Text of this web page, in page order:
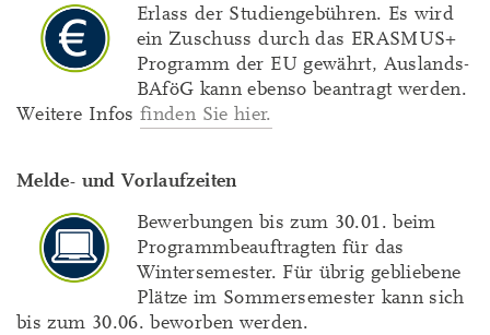
Erlass der Studiengebühren. Es wird
ein Zuschuss durch das ERASMUS+
Programm der EU gewährt, Auslands-
BAföG kann ebenso beantragt werden.
Weitere Infosfinden Sie hier.
Melde- und Vorlaufzeiten
Bewerbungen bis zum 30.01. beim
Programmbeauftragten für das
Wintersemester. Für übrig gebliebene
Plätze im Sommersemester kann sich
bis zum 30.06. beworben werden.